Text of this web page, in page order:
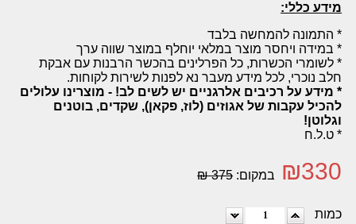
מידע כללי:
* התמונה להמחשה בלבד
* במידה ויחסר מוצר במלאי יוחלף במוצר שווה ערך
* לשומרי הכשרות, כל הפרלינים בהכשר הרבנות עם אבקת
חלב נוכרי, לכל מידע מעבר נא לפנות לשירות לקוחות.
* מידע על רכיבים אלרגניים יש לשים לב! - מוצרינו עלולים
להכיל עקבות של אגוזים (לוז, פקאן), שקדים, בוטנים
וגלוטן!
* ט.ל.ח
₪330 במקום: 375 ₪
כמות